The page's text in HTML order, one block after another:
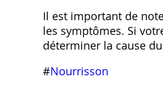
Il est important de
les symptômes. Si
déterminer la cause
#Nourrisson